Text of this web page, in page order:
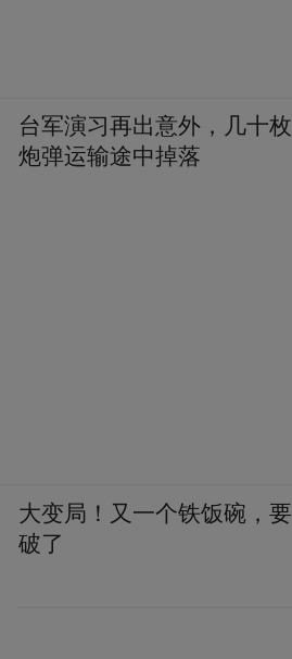
台军演习再出意外，几十枚
炮弹运输途中掉落
大变局！又一个铁饭碗，要
破了